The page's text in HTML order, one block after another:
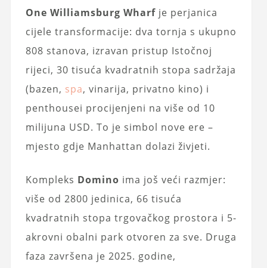
One Williamsburg Wharfje perjanica
cijele transformacije: dva tornja s ukupno
808 stanova, izravan pristup Istočnoj
rijeci, 30 tisuća kvadratnih stopa sadržaja
(bazen, spa, vinarija, privatno kino) i
penthousei procijenjeni na više od 10
milijuna USD. To je simbol nove ere –
mjesto gdje Manhattan dolazi živjeti.
Kompleks Domino ima još veći razmjer:
više od 2800 jedinica, 66 tisuća
kvadratnih stopa trgovačkog prostora i 5-
akrovni obalni park otvoren za sve. Druga
faza završena je 2025. godine,